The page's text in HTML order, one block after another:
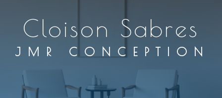
Cloison Sabres
JMR CONCEPTION